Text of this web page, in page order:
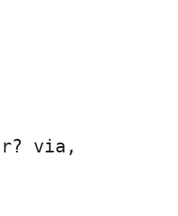
via,